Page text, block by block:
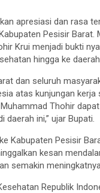
apresiasi dan rasa
Pesisir Barat.
Krui menjadi bukti
hingga ke
dan seluruh
atas kunjungan
Thohir
ini,” ujar Bupati.
Kabupaten Pesisir
kesan
semakin
Republik